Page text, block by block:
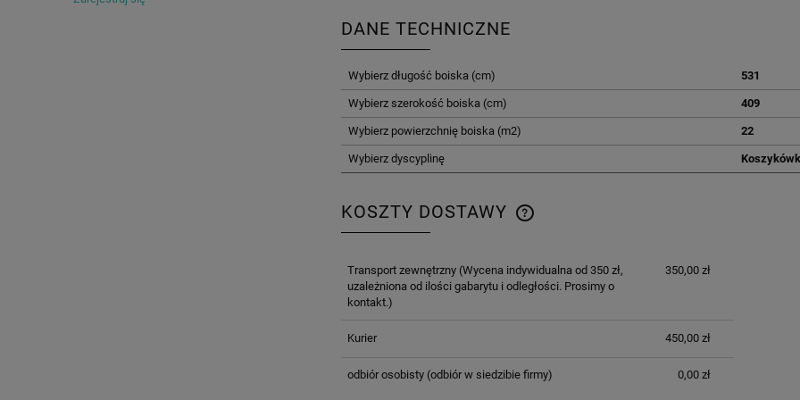
DANE TECHNICZNE
Wybierz długość boiska (cm) 531
Wybierz szerokość boiska (cm) 409
Wybierz powierzchnię boiska (m2) 22
Wybierz dyscyplinę
KOSZTY DOSTAWY
KOSZTÓW PŁATNOŚCI
Transport zewnętrzny(Wycena indywidualna od 350 zł,
uzależniona od ilości gabarytu i odległości. Prosimy o
kontakt.)
350,00 zł
Kurier 450,00 zł
odbiór osobisty(odbiór w siedzibie firmy) 0,00 zł